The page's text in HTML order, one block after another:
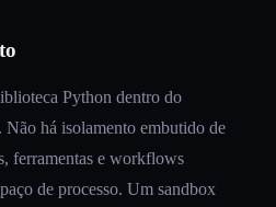
Python dentro do
Não há isolamento embutido de
ferramentas e workflows
de processo. Um sandbox